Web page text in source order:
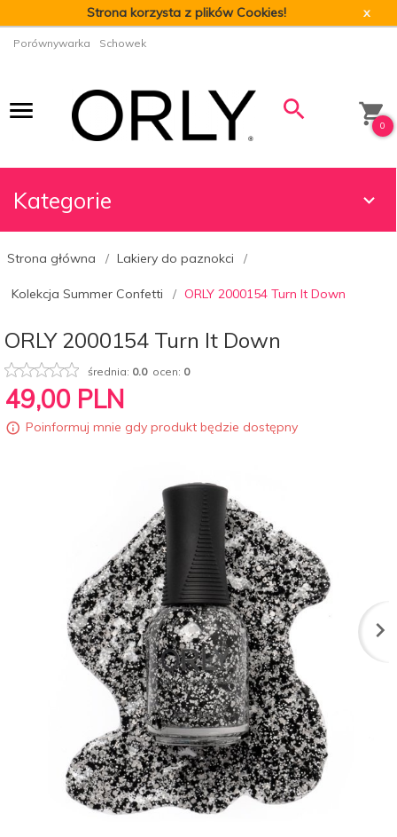
Strona korzysta z plików Cookies! x
Porównywarka Schowek
0
Kategorie
Strona główna Lakiery do paznokci
Kolekcja Summer Confetti ORLY 2000154 Turn It Down
ORLY 2000154 Turn It Down
średnia: 0.0ocen: 0
49,00 PLN
Poinformuj mnie gdy produkt będzie dostępny